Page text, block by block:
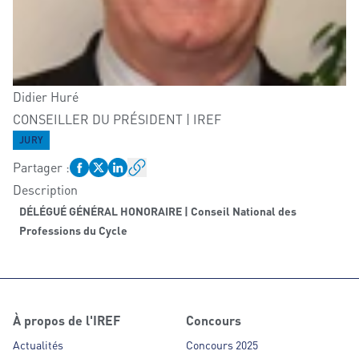
Didier Huré
CONSEILLER DU PRÉSIDENT | IREF
JURY
Partager :
Description
DÉLÉGUÉ GÉNÉRAL HONORAIRE | Conseil National des
Professions du Cycle
À propos de l'IREF
Actualités
Concours
Concours 2025